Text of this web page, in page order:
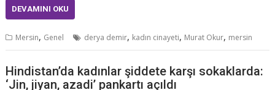
DEVAMINI OKU
Mersin, Genel derya demir, kadın cinayeti, Murat Okur, mersin
Hindistan’da kadınlar şiddete karşı sokaklarda:
‘Jin, jiyan, azadi’ pankartı açıldı